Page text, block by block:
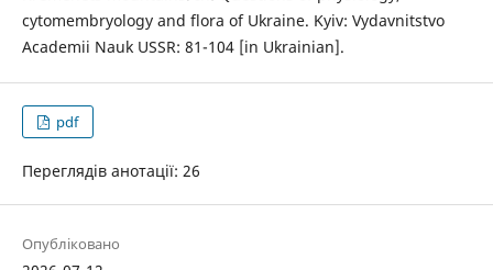
cytomembryology and flora of Ukraine. Kyiv: Vydavnitstvo
Academii Nauk USSR: 81-104 [in Ukrainian].
pdf
Переглядів анотації: 26
Опубліковано